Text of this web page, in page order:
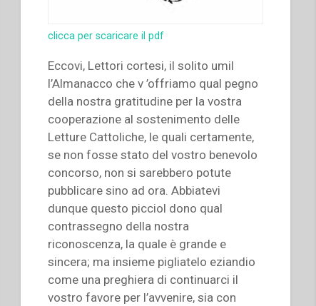
clicca per scaricare il pdf
Eccovi, Lettori cortesi, il solito umil
l’Almanacco che v ’offriamo qual pegno
della nostra gratitudine per la vostra
cooperazione al sostenimento delle
Letture Cattoliche, le quali certamente,
se non fosse stato del vostro benevolo
concorso, non si sarebbero potute
pubblicare sino ad ora. Abbiatevi
dunque questo picciol dono qual
contrassegno della nostra
riconoscenza, la quale è grande e
sincera; ma insieme pigliatelo eziandio
come una preghiera di continuarci il
vostro favore per l’avvenire, sia con